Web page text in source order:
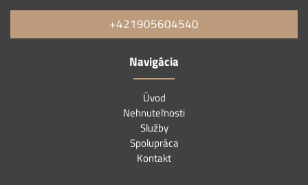
+421905604540
Navigácia
Úvod
Nehnuteľnosti
Služby
Spolupráca
Kontakt